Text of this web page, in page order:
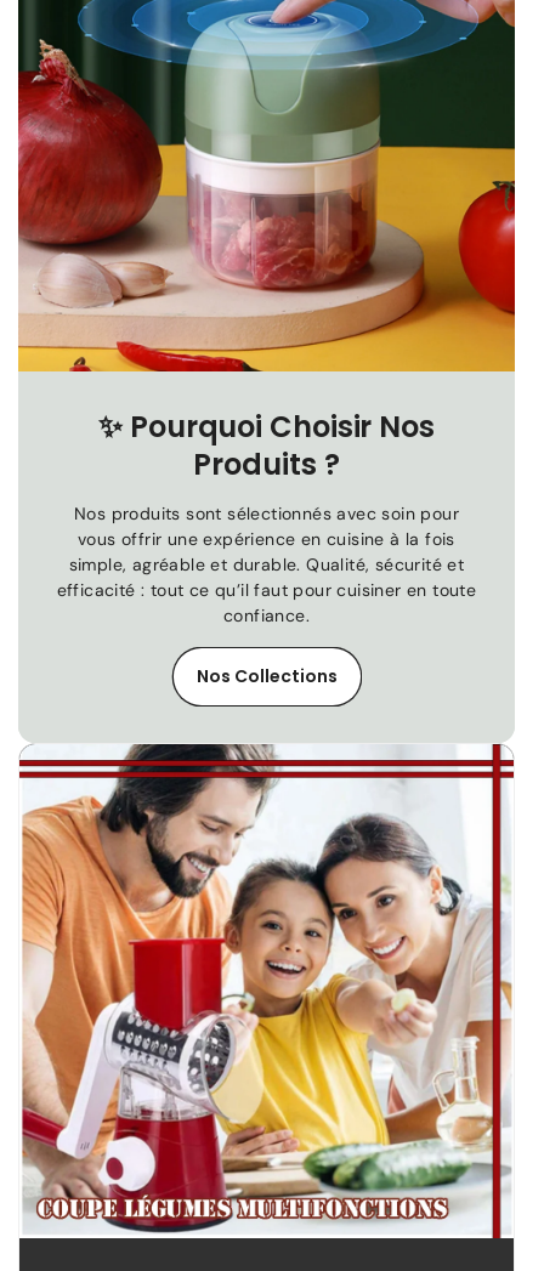
✨ Pourquoi Choisir Nos
Produits ?
Nos produits sont sélectionnés avec soin pour
vous offrir une expérience en cuisine à la fois
simple, agréable et durable. Qualité, sécurité et
efficacité : tout ce qu’il faut pour cuisiner en toute
confiance.
Nos Collections